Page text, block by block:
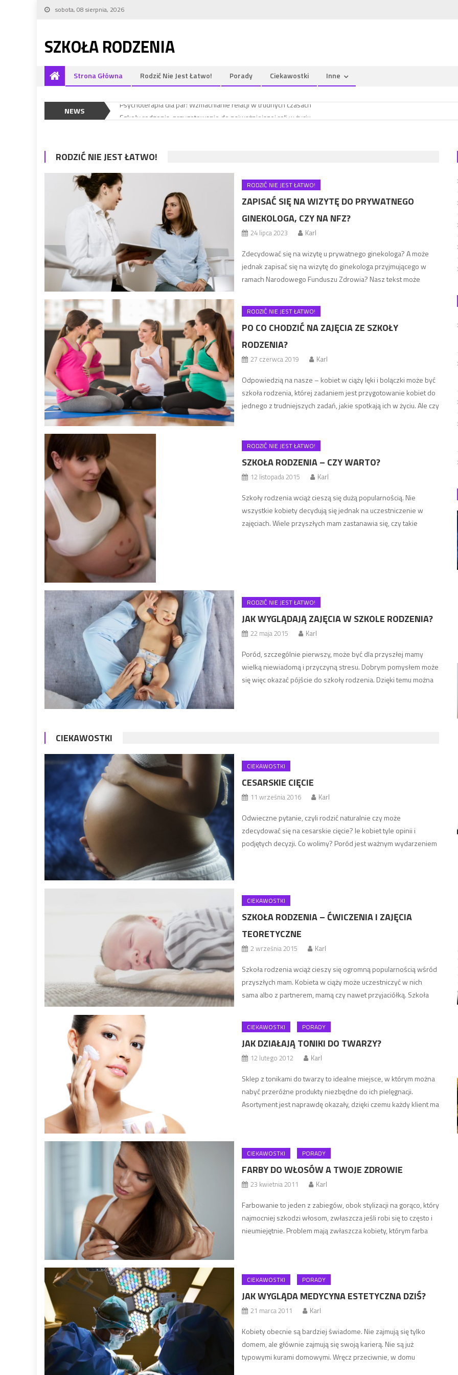
Skip to content
sobota, 08 sierpnia, 2026
SZKOŁA RODZENIA
Strona Główna Rodzić Nie Jest Łatwo! Porady Ciekawostki Inne
NEWS
Dlaczego rehabilitacja kobiet w ciąży jest tak ważna?
Psychoterapia dla par: Wzmacnianie relacji w trudnych czasach
Szkoły rodzenia: przygotowanie do najważniejszej roli w życiu
Dlaczego rehabilitacja kobiet w ciąży jest tak ważna?
RODZIĆ NIE JEST ŁATWO!
RODZIĆ NIE JEST ŁATWO!
ZAPISAĆ SIĘ NA WIZYTĘ DO PRYWATNEGO
GINEKOLOGA, CZY NA NFZ?
24 lipca 2023 Karl
Zdecydować się na wizytę u prywatnego ginekologa? A może
jednak zapisać się na wizytę do ginekologa przyjmującego w
ramach Narodowego Funduszu Zdrowia? Nasz tekst może
treścią! Wizyta u ginekologa na NFZ W teorii każda osoba, która
odprowadza składki i ma ubezpieczenie zdrowotne, może
korzystać z […]
RODZIĆ NIE JEST ŁATWO!
PO CO CHODZIĆ NA ZAJĘCIA ZE SZKOŁY
RODZENIA?
27 czerwca 2019 Karl
Odpowiedzią na nasze – kobiet w ciąży lęki i bolączki może być
szkoła rodzenia, której zadaniem jest przygotowanie kobiet do
jednego z trudniejszych zadań, jakie spotkają ich w życiu. Ale czy
w […]
RODZIĆ NIE JEST ŁATWO!
SZKOŁA RODZENIA – CZY WARTO?
12 listopada 2015 Karl
Szkoły rodzenia wciąż cieszą się dużą popularnością. Nie
wszystkie kobiety decydują się jednak na uczestniczenie w
zajęciach. Wiele przyszłych mam zastanawia się, czy takie
RODZIĆ NIE JEST ŁATWO!
JAK WYGLĄDAJĄ ZAJĘCIA W SZKOLE RODZENIA?
22 maja 2015 Karl
Poród, szczególnie pierwszy, może być dla przyszłej mamy
wielką niewiadomą i przyczyną stresu. Dobrym pomysłem może
się więc okazać pójście do szkoły rodzenia. Dzięki temu można
CIEKAWOSTKI
CIEKAWOSTKI
CESARSKIE CIĘCIE
11 września 2016 Karl
Odwieczne pytanie, czyli rodzić naturalnie czy może
zdecydować się na cesarskie cięcie? le kobiet tyle opinii i
podjętych decyzji. Co wolimy? Poród jest ważnym wydarzeniem
grupa kobiet decyduje […]
CIEKAWOSTKI
SZKOŁA RODZENIA – ĆWICZENIA I ZAJĘCIA
TEORETYCZNE
2 września 2015 Karl
Szkoła rodzenia wciąż cieszy się ogromną popularnością wśród
przyszłych mam. Kobieta w ciąży może uczestniczyć w nich
sama albo z partnerem, mamą czy nawet przyjaciółką. Szkoła
które mają urodzić swoje pierwsze dziecko, jak i dla kobiet
posiadających już dzieci.
CIEKAWOSTKI PORADY
JAK DZIAŁAJĄ TONIKI DO TWARZY?
12 lutego 2012 Karl
Sklep z tonikami do twarzy to idealne miejsce, w którym można
nabyć przeróżne produkty niezbędne do ich pielęgnacji.
Asortyment jest naprawdę okazały, dzięki czemu każdy klient ma
identycznych […]
CIEKAWOSTKI PORADY
FARBY DO WŁOSÓW A TWOJE ZDROWIE
23 kwietnia 2011 Karl
Farbowanie to jeden z zabiegów, obok stylizacji na gorąco, który
najmocniej szkodzi włosom, zwłaszcza jeśli robi się to często i
nieumiejętnie. Problem mają zwłaszcza kobiety, którym farba
[…]
CIEKAWOSTKI PORADY
JAK WYGLĄDA MEDYCYNA ESTETYCZNA DZIŚ?
21 marca 2011 Karl
Kobiety obecnie są bardziej świadome. Nie zajmują się tylko
domem, ale głównie zajmują się swoją karierą. Nie są już
typowymi kurami domowymi. Wręcz przeciwnie, w domu